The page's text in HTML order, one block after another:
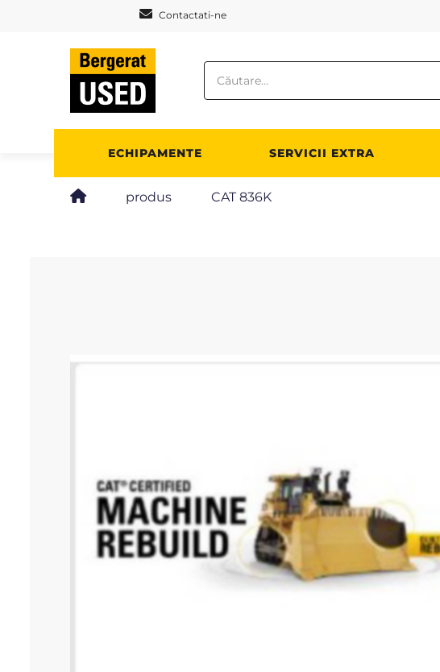
Contactati-ne
ECHIPAMENTE SERVICII EXTRA
produs CAT 836K
Panoul de gestionare a panourilor cookie